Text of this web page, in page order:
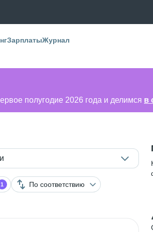
ЗарплатыЖурнал
полугодие 2026 года и делимся в
1 По соответствию